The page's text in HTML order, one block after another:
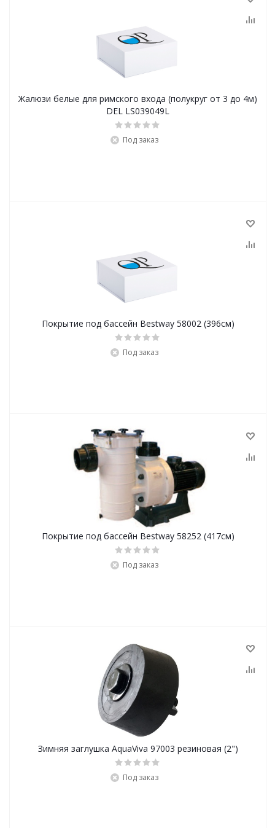
Жалюзи белые для римского входа (полукруг от 3 до 4м)
DEL LS039049L
Под заказ
Покрытие под бассейн Bestway 58002 (396см)
Под заказ
Покрытие под бассейн Bestway 58252 (417см)
Под заказ
Зимняя заглушка AquaViva 97003 резиновая (2")
Под заказ